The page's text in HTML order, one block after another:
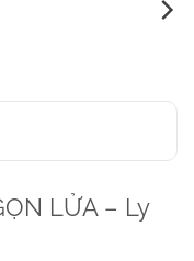
LỬA – Ly